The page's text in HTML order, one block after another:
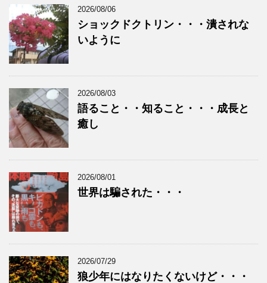
2026/08/06
ショックドクトリン・・・潰されな
いように
2026/08/03
語ること・・知ること・・・成長と
癒し
2026/08/01
世界は騙された・・・
2026/07/29
狼少年にはなりたくないけど・・・